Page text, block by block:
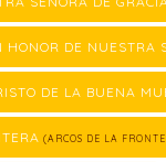
DE NUESTRA
DE LA BUENA
(ARCOS DE LA